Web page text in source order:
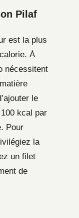
Pilaf
est la plus
À
nécessitent
le
kcal par
Pour
la
un filet
de